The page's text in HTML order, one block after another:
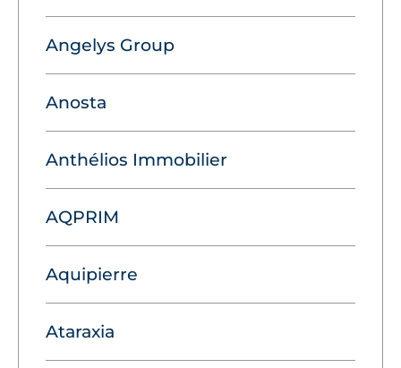
Angelys Group
Anosta
Anthélios Immobilier
AQPRIM
Aquipierre
Ataraxia